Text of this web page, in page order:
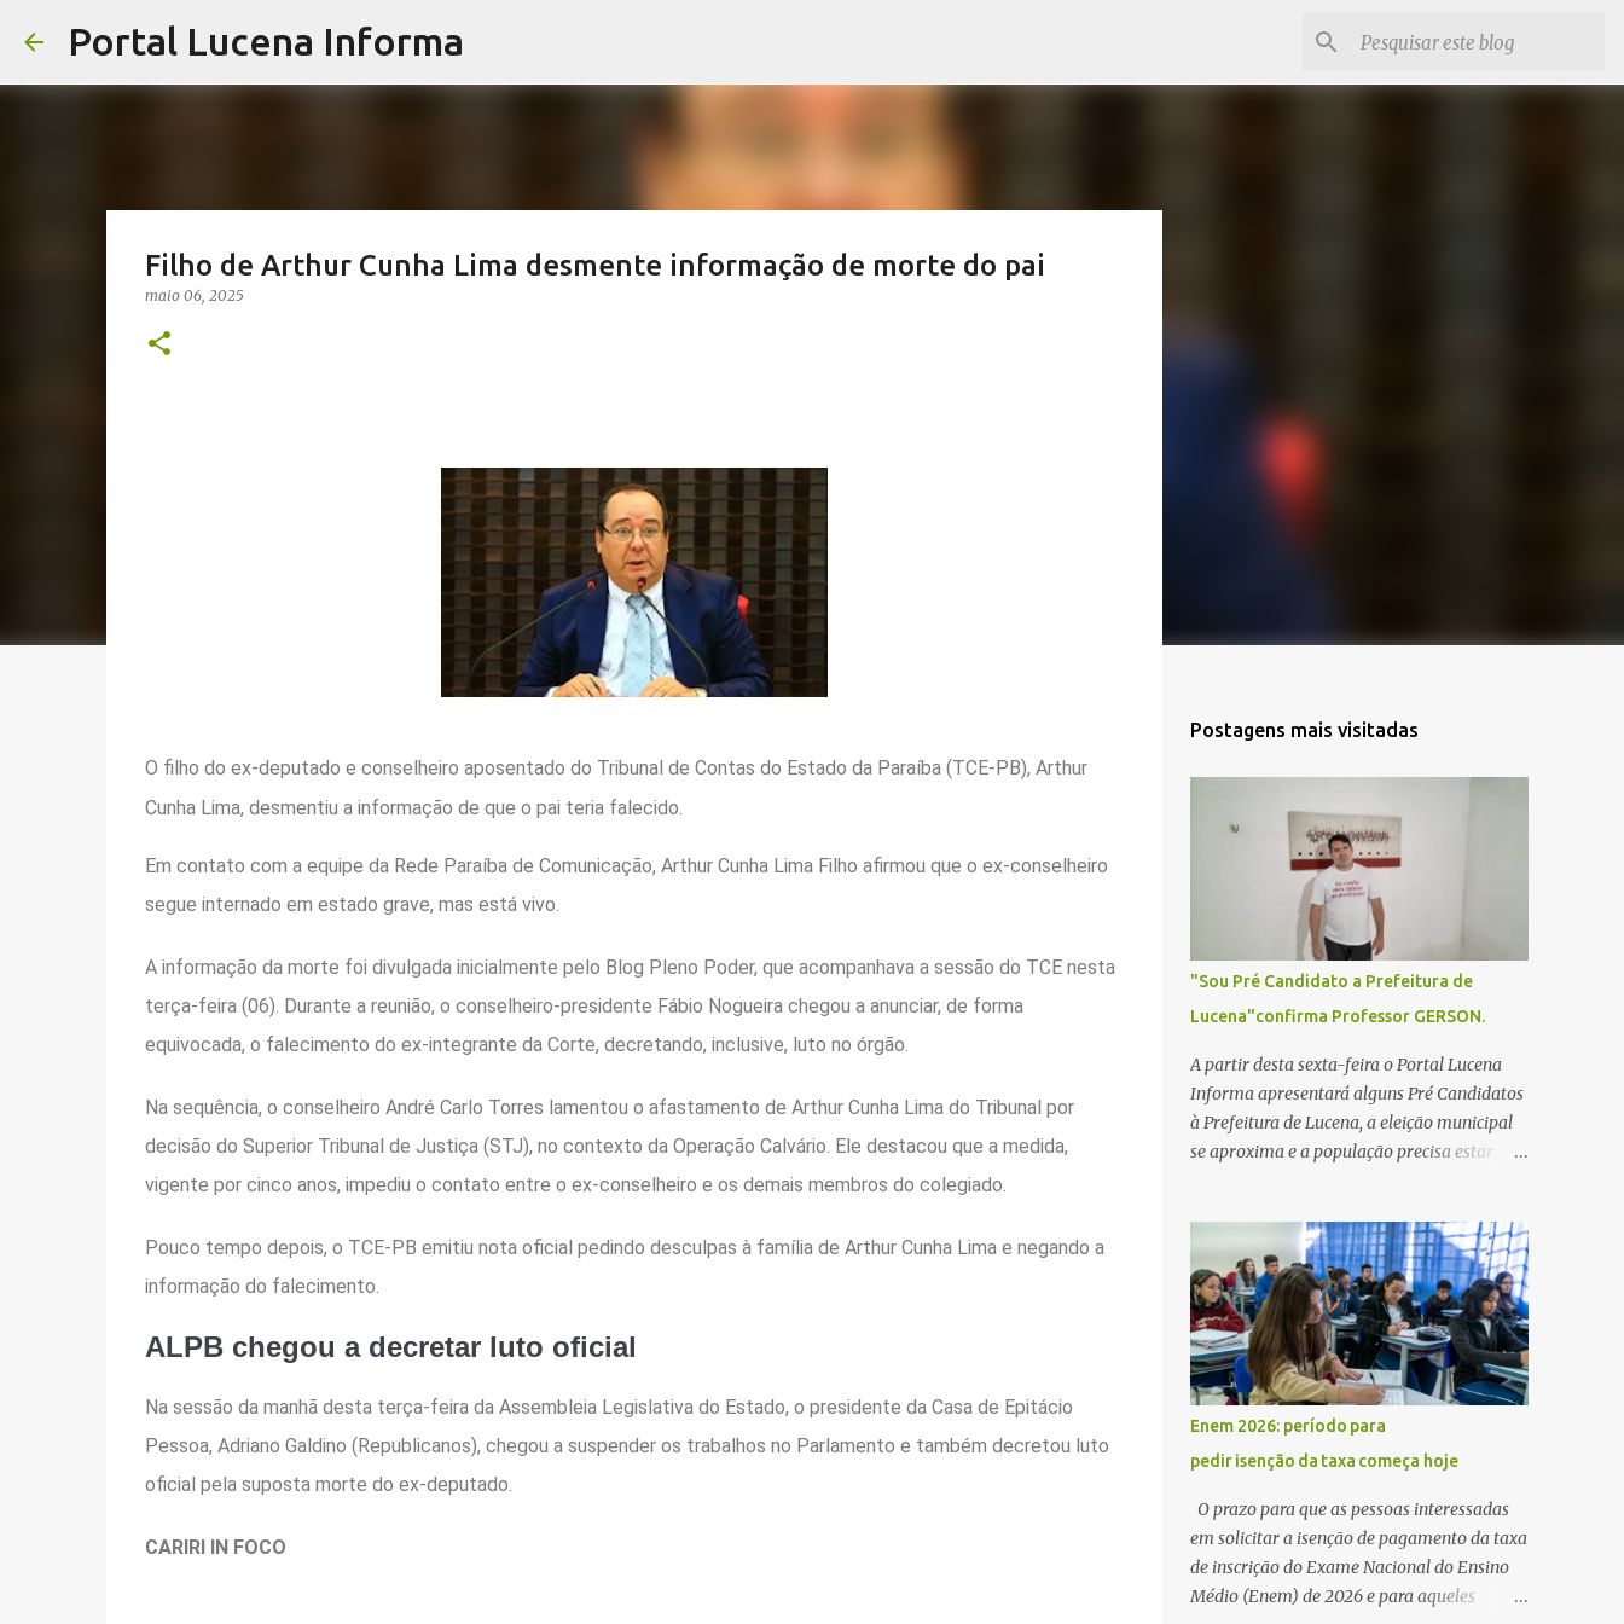
Portal Lucena Informa
Filho de Arthur Cunha Lima desmente informação de morte do pai
maio 06, 2025
O filho do ex-deputado e conselheiro aposentado do Tribunal de Contas do Estado da Paraíba (TCE-PB), Arthur
Cunha Lima, desmentiu a informação de que o pai teria falecido.
Em contato com a equipe da Rede Paraíba de Comunicação, Arthur Cunha Lima Filho afirmou que o ex-conselheiro
segue internado em estado grave, mas está vivo.
A informação da morte foi divulgada inicialmente pelo Blog Pleno Poder, que acompanhava a sessão do TCE nesta
terça-feira (06). Durante a reunião, o conselheiro-presidente Fábio Nogueira chegou a anunciar, de forma
equivocada, o falecimento do ex-integrante da Corte, decretando, inclusive, luto no órgão.
Na sequência, o conselheiro André Carlo Torres lamentou o afastamento de Arthur Cunha Lima do Tribunal por
decisão do Superior Tribunal de Justiça (STJ), no contexto da Operação Calvário. Ele destacou que a medida,
vigente por cinco anos, impediu o contato entre o ex-conselheiro e os demais membros do colegiado.
Pouco tempo depois, o TCE-PB emitiu nota oficial pedindo desculpas à família de Arthur Cunha Lima e negando a
informação do falecimento.
ALPB chegou a decretar luto oficial
Na sessão da manhã desta terça-feira da Assembleia Legislativa do Estado, o presidente da Casa de Epitácio
Pessoa, Adriano Galdino (Republicanos), chegou a suspender os trabalhos no Parlamento e também decretou luto
oficial pela suposta morte do ex-deputado.
CARIRI IN FOCO
Postagens mais visitadas
"Sou Pré Candidato a Prefeitura de
Lucena"confirma Professor GERSON.
A partir desta sexta-feira o Portal Lucena
Informa apresentará alguns Pré Candidatos
à Prefeitura de Lucena, a eleição municipal
se aproxima e a população precisa estar
articulações e possíveis junções para manter
ou conquistar eleitorado. Confirmados até
agora como Pré candidatos Alex Monteiro,
Léo Bandeira Valcinete Araújo e Professor
Gerson Andrade há possibilidade de mais
nomes aparecer , ficaremos no aguardo para
trazer mais informações. A primeira
entrevista foi com o inimaginável Gerson
Andrade ,Professor da Rede Municipal
(efetivo), supervisor, Formado em Pedagogia
e Biomedicina pela UFPB. Leciona no Otto
Illi, Gilberto Inácio, Ellinora Dornellas
,Escola Américo Falcão. Gerson nos contou
Enem 2026: período para
pedir isenção da taxa começa hoje
O prazo para que as pessoas interessadas
em solicitar a isenção de pagamento da taxa
de inscrição do Exame Nacional do Ensino
Médio (Enem) de 2026 e para aqueles